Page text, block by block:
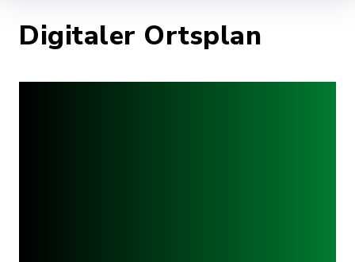
Digitaler Ortsplan